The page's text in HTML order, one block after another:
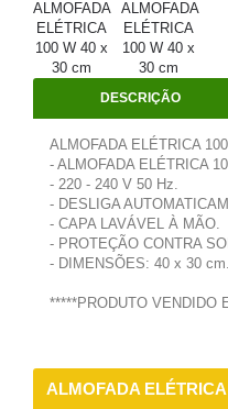
DESCRIÇÃO
ALMOFADA ELÉTRICA
- ALMOFADA ELÉTRICA
- 220 - 240 V 50 Hz.
- DESLIGA
- CAPA LAVÁVEL À MÃO.
- PROTEÇÃO CONTRA
- DIMENSÕES: 40 x 30 cm.
*****PRODUTO VENDIDO
ALMOFADA